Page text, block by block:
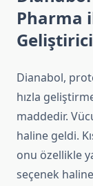
Pharma
Geliştirici
Dianabol,
hızla
maddedir.
haline geldi.
onu özellikle
seçenek